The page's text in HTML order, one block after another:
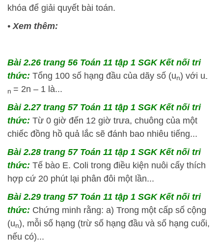
khóa để giải quyết bài toán.
•Xem thêm:
Bài 2.26 trang 56 Toán 11 tập 1 SGK Kết nối tri
thức: Tổng 100 số hạng đầu của dãy số (un) với u­
n = 2n – 1 là...
Bài 2.27 trang 57 Toán 11 tập 1 SGK Kết nối tri
thức: Từ 0 giờ đến 12 giờ trưa, chuông của một
chiếc đồng hồ quả lắc sẽ đánh bao nhiêu tiếng...
Bài 2.28 trang 57 Toán 11 tập 1 SGK Kết nối tri
thức: Tế bào E. Coli trong điều kiện nuôi cấy thích
hợp cứ 20 phút lại phân đôi một lần...
Bài 2.29 trang 57 Toán 11 tập 1 SGK Kết nối tri
thức: Chứng minh rằng: a) Trong một cấp số cộng
(un), mỗi số hạng (trừ số hạng đầu và số hạng cuối,
nếu có)...